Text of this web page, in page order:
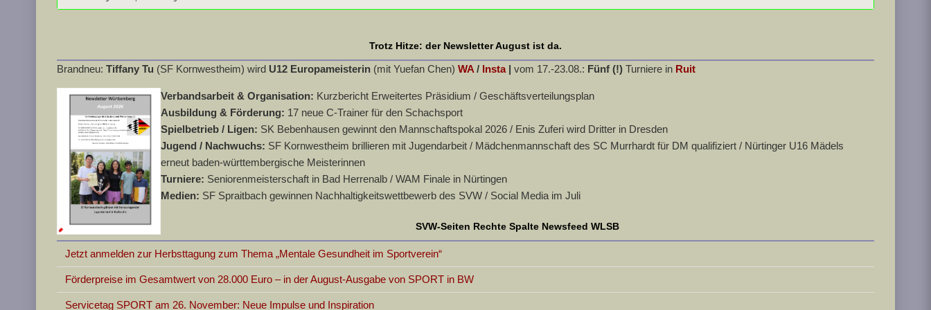
Trotz Hitze: der Newsletter August ist da.
Brandneu: Tiffany Tu (SF Kornwestheim) wird U12 Europameisterin (mit Yuefan Chen) WA / Insta| vom 17.-23.08.: Fünf (!) Turniere in Ruit
Verbandsarbeit & Organisation: Kurzbericht Erweitertes Präsidium / Geschäftsverteilungsplan
Ausbildung & Förderung: 17 neue C-Trainer für den Schachsport
Spielbetrieb / Ligen: SK Bebenhausen gewinnt den Mannschaftspokal 2026 / Enis Zuferi wird Dritter in Dresden
Jugend / Nachwuchs: SF Kornwestheim brillieren mit Jugendarbeit / Mädchenmannschaft des SC Murrhardt für DM qualifiziert / Nürtinger U16 Mädels
erneut baden-württembergische Meisterinnen
Turniere: Seniorenmeisterschaft in Bad Herrenalb / WAM Finale in Nürtingen
Medien: SF Spraitbach gewinnen Nachhaltigkeitswettbewerb des SVW / Social Media im Juli
SVW-Seiten Rechte Spalte Newsfeed WLSB
Jetzt anmelden zur Herbsttagung zum Thema „Mentale Gesundheit im Sportverein“
Förderpreise im Gesamtwert von 28.000 Euro – in der August-Ausgabe von SPORT in BW
Servicetag SPORT am 26. November: Neue Impulse und Inspiration